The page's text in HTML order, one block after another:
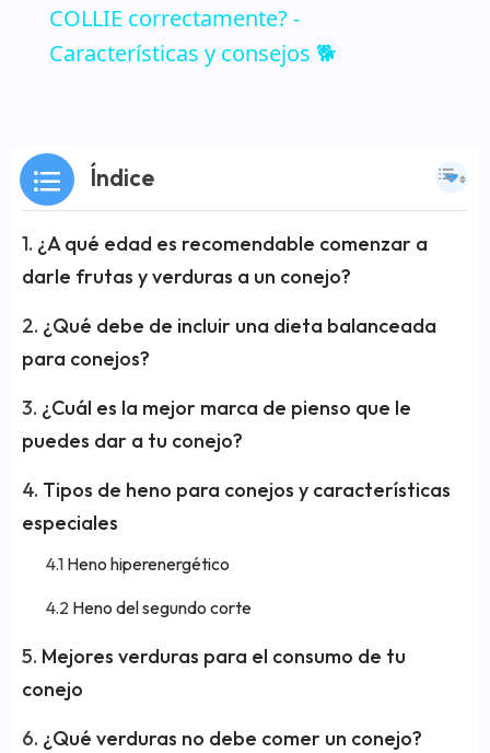
COLLIE correctamente? -
Características y consejos 🐕
Índice
¿A qué edad es recomendable comenzar a
darle frutas y verduras a un conejo?
¿Qué debe de incluir una dieta balanceada
para conejos?
¿Cuál es la mejor marca de pienso que le
puedes dar a tu conejo?
Tipos de heno para conejos y características
especiales
Heno hiperenergético
Heno del segundo corte
Mejores verduras para el consumo de tu
conejo
¿Qué verduras no debe comer un conejo?